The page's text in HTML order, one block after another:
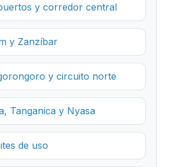
y corredor central
y Zanzíbar
y circuito norte
Tanganica y Nyasa
de uso